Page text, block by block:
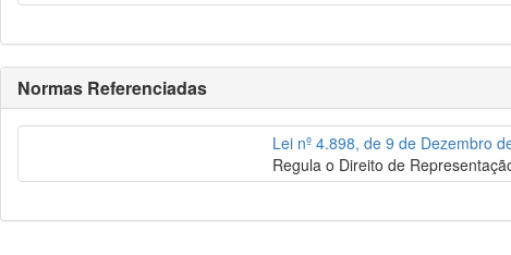
Normas Referenciadas
Lei nº 4.898, de 9 de Dezembro
Regula o Direito de